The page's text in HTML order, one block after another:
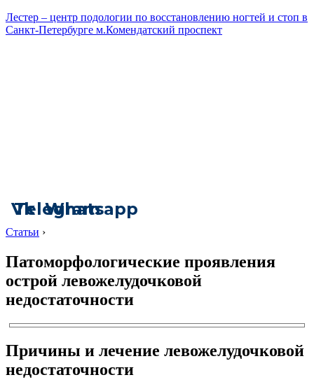
Лестер – центр подологии по восстановлению ногтей и стоп в
Санкт-Петербурге м.Комендатский проспект
Vk
Telegram
Whatsapp
Статьи ›
Патоморфологические проявления
острой левожелудочковой
недостаточности
Причины и лечение левожелудочковой
недостаточности